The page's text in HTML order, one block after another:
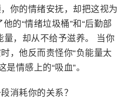
你的情绪安抚，却把这视为
的“情绪垃圾桶”和“后勤部
量，却从不给予滋养。 当你
，他反而责怪你“负能量太
是情感上的“吸血”。
消耗你的关系？